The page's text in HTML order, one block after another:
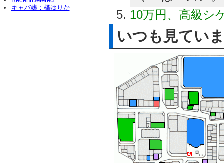
10万円、高級シ
いつも見てい
キャバ嬢：橘ゆりか